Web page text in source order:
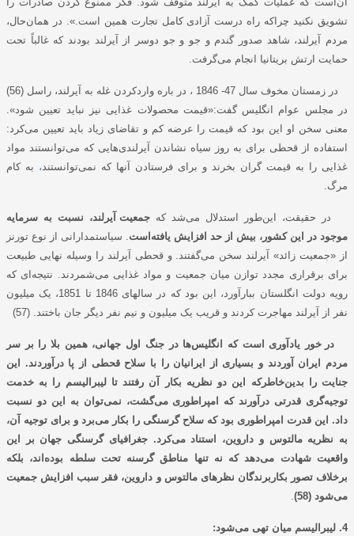
تشویق نکنید چراکه راه درست آزادی کامل تجارت همین است.». در همان‌حال،
مردم آیرلند، شاهد صدور گندم و جو و جو دوسر از آیرلند بودند که غالباً تحت
حمایت ارتش بریتانیا انجام می‌گرفت.
در زمستان مخوف سال 47- 1846 ، در باره واردکردن غله به آیرلند، راسل (56)
در مجلس عوام انگلیس گفت:«قیمت محصولات غذایی نیز نباید تعیین شود».
معنی سخن او این بود که قیمت را عرضه کم و تقاضای زیاد باید تعیین می‌کرد:
استفاده از قحطی برای به روز سیاه نشاندن آیرلندی‌هایی که می‌توانستند مواد
غذایی را به قیمت گران بخرند و برای فرستادن آنها که نمی‌توانستند ، به کام
مرگ.
در حقیقت، این‌طور استدلال می‌شد که جمعیت آیرلند، نسبت به سرمایه
موجود در این کشور، بیش از حد افزایش یافته‌است . سیاستمدارانی از نوع تورنز
از «جمعیت زائد» آیرلند سخن می‌گفتند. و قحطی آیرلند را وسیله نهایی طبیعت
برای برقراری مجدد توازن میان جمعیت و مواد غذایی می‌شمردند. نتیجه‌ای که
رویه دولت انگلستان ببارآورد، این بود که در سالهای 1846 تا 1851، یک میلیون
نفر از آیرلند مهاجرت کردند و قریب یک میلیون و نیم نفر دیگر جان باختند. (57)
در خور یادآوری است که انگلیس‌ها در جنگ اول جهانی، همین بلا را بر سر
مردم ایران آوردند و بسیاری از ایرانیان را با سلاح قحطی از پا درآوردند. این
جنایت را بدین‌خاطرکه این دو نظریه بکار آن رفتند تا لیبرالیسم را به خدمت
توجیه‌گری قدرتی درآورند که امپراطوری می‌گشت، نمی‌توان به این دو نسبت
داد. این قدرت امپراطوری بود که سلاح گرسنگی را بکار می‌برد و برای توجیه آن،
به نظریه مالتوس و داروین، استناد می‌کرد. جغرافیای گرسنگی جهان بر این
واقعیت شهادت می‌دهد که نه تنها مناطق گرسنه تحت سلطه بوده‌اند، بلکه
برخلاف تصور بکاربرندگان نظرهای مالتوس و داروین، فقر سبب افزایش جمعیت
می‌شود (58)
4. لیبرالیسم میان تهی می‌شود: